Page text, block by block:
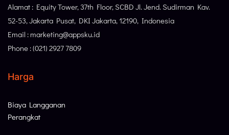
Alamat : Equity Tower, 37th Floor, SCBD Jl. Jend. Sudirman Kav.
52-53, Jakarta Pusat, DKI Jakarta, 12190, Indonesia
Email : marketing@appsku.id
Phone : (021) 2927 7809
Harga
Biaya Langganan
Perangkat